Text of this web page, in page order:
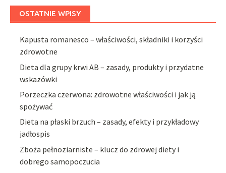
OSTATNIE WPISY
Kapusta romanesco – właściwości, składniki i korzyści
zdrowotne
Dieta dla grupy krwi AB – zasady, produkty i przydatne
wskazówki
Porzeczka czerwona: zdrowotne właściwości i jak ją
spożywać
Dieta na płaski brzuch – zasady, efekty i przykładowy
jadłospis
Zboża pełnoziarniste – klucz do zdrowej diety i
dobrego samopoczucia